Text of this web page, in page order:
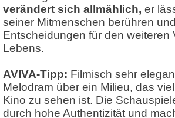
verändert sich allmählich, er
seiner Mitmenschen berühren
Entscheidungen für den weiteren
Lebens.
AVIVA-Tipp: Filmisch sehr
Melodram über ein Milieu, das
Kino zu sehen ist. Die
durch hohe Authentizität und